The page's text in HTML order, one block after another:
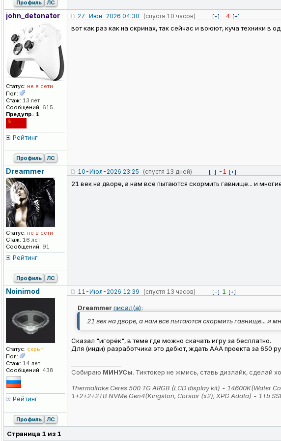
Профиль ЛС
john_detonator
Статус: не в сети
Пол:
Стаж: 13 лет
Сообщений: 615
Предупр.: 1
Рейтинг
27-Июн-2026 04:30 (спустя 10 часов) [-] -4 [+]
вот как раз как на скринах, так сейчас и воюют, куча техники в
Профиль ЛС
Dreammer
Статус: не в сети
Стаж: 16 лет
Сообщений: 91
Рейтинг
10-Июл-2026 23:25 (спустя 13 дней) [-] -1 [+]
21 век на дворе, а нам все пытаются скормить гавнище... и
Профиль ЛС
Noinimod
Статус: скрыт
Пол:
Стаж: 14 лет
Сообщений: 438
Рейтинг
11-Июл-2026 12:39 (спустя 13 часов) [-] 1 [+]
Dreammerписал(а):
21 век на дворе, а нам все пытаются скормить гавнище... и
Сказал "игорёк", в теме где можно скачать игру за бесплатно.
Для (инди) разработчика это дебют, ждать AAA проекта за 650
Собираю МИНУСы. Тиктокер не жмись, ставь дизлайк, сделай
Thermaltake Ceres 500 TG ARGB (LCD display kit) - 14600K(Water
1+2+2+2TB NVMe Gen4(Kingston, Corsair (x2), XPG Adata) - 1Tb
Профиль ЛС
Страница 1 из 1